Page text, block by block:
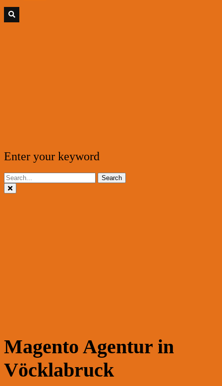
Enter your keyword
Search
Magento Agentur in
Vöcklabruck